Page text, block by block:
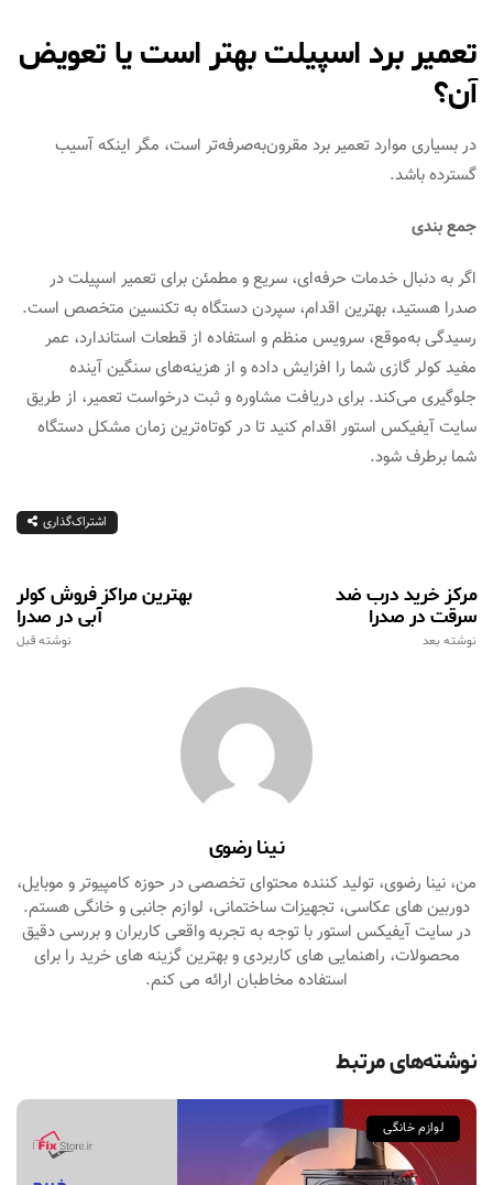
تعمیر برد اسپیلت بهتر است یا تعویض
آن؟
در بسیاری موارد تعمیر برد مقرون‌به‌صرفه‌تر است، مگر اینکه آسیب
گسترده باشد.
جمع‌ بندی
اگر به دنبال خدمات حرفه‌ای، سریع و مطمئن برای تعمیر اسپیلت در
صدرا هستید، بهترین اقدام، سپردن دستگاه به تکنسین متخصص است.
رسیدگی به‌موقع، سرویس منظم و استفاده از قطعات استاندارد، عمر
مفید کولر گازی شما را افزایش داده و از هزینه‌های سنگین آینده
جلوگیری می‌کند. برای دریافت مشاوره و ثبت درخواست تعمیر، از طریق
سایت آیفیکس استور اقدام کنید تا در کوتاه‌ترین زمان مشکل دستگاه
شما برطرف شود.
اشتراک‌گذاری
بهترین مراکز فروش کولر
آبی در صدرا
نوشته قبل
مرکز خرید درب ضد
سرقت در صدرا
نوشته بعد
نینا رضوی
من، نینا رضوی، تولید کننده محتوای تخصصی در حوزه کامپیوتر و موبایل،
دوربین‌ های عکاسی، تجهیزات ساختمانی، لوازم جانبی و خانگی هستم.
در سایت آیفیکس استور با توجه به تجربه واقعی کاربران و بررسی دقیق
محصولات، راهنمایی‌ های کاربردی و بهترین گزینه‌ های خرید را برای
استفاده مخاطبان ارائه می‌ کنم.
نوشته‌های مرتبط
لوازم خانگی